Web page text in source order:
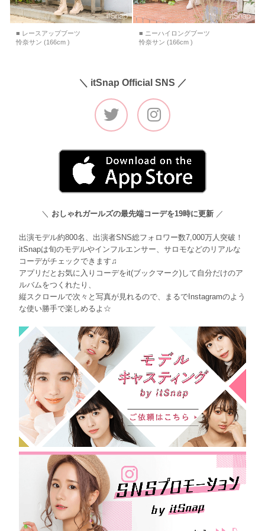
■ レースアップブーツ
怜奈サン (166cm )
■ ニーハイロングブーツ
怜奈サン (166cm )
＼ itSnap Official SNS ／
＼ おしゃれガールズの最先端コーデを19時に更新 ／
出演モデル約800名、出演者SNS総フォロワー数7,000万人突破！
itSnapは旬のモデルやインフルエンサー、サロモなどのリアルな
コーデがチェックできます♫
アプリだとお気に入りコーデをit(ブックマーク)して自分だけのア
ルバムをつくれたり、
縦スクロールで次々と写真が見れるので、まるでInstagramのよう
な使い勝手で楽しめるよ☆